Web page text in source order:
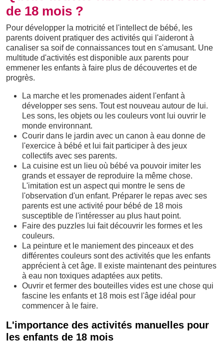
de 18 mois ?
Pour développer la motricité et l'intellect de bébé, les
parents doivent pratiquer des activités qui l'aideront à
canaliser sa soif de connaissances tout en s'amusant. Une
multitude d'activités est disponible aux parents pour
emmener les enfants à faire plus de découvertes et de
progrès.
La marche et les promenades aident l'enfant à
développer ses sens. Tout est nouveau autour de lui.
Les sons, les objets ou les couleurs vont lui ouvrir le
monde environnant.
Courir dans le jardin avec un canon à eau donne de
l'exercice à bébé et lui fait participer à des jeux
collectifs avec ses parents.
La cuisine est un lieu où bébé va pouvoir imiter les
grands et essayer de reproduire la même chose.
L'imitation est un aspect qui montre le sens de
l'observation d'un enfant. Préparer le repas avec ses
parents est une activité pour bébé de 18 mois
susceptible de l'intéresser au plus haut point.
Faire des puzzles lui fait découvrir les formes et les
couleurs.
La peinture et le maniement des pinceaux et des
différentes couleurs sont des activités que les enfants
apprécient à cet âge. Il existe maintenant des peintures
à eau non toxiques adaptées aux petits.
Ouvrir et fermer des bouteilles vides est une chose qui
fascine les enfants et 18 mois est l'âge idéal pour
commencer à le faire.
L'importance des activités manuelles pour
les enfants de 18 mois